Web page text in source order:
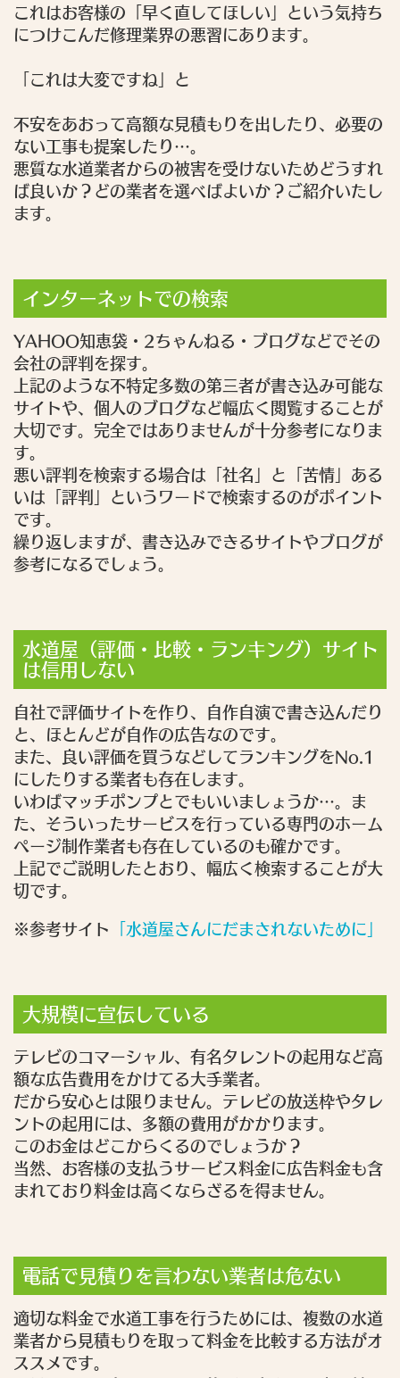
これはお客様の「早く直してほしい」という気持ち
につけこんだ修理業界の悪習にあります。
「これは大変ですね」 と
不安をあおって高額な見積もりを出したり、必要の
ない工事も提案したり…。
悪質な水道業者からの被害を受けないためどうすれ
ば良いか？どの業者を選べばよいか？ご紹介いたし
ます。
インターネットでの検索
YAHOO知恵袋・2ちゃんねる・ブログなどでその
会社の評判を探す。
上記のような不特定多数の第三者が書き込み可能な
サイトや、個人のブログなど幅広く閲覧することが
大切です。完全ではありませんが十分参考になりま
す。
悪い評判を検索する場合は「社名」と「苦情」ある
いは「評判」というワードで検索するのがポイント
です。
繰り返しますが、書き込みできるサイトやブログが
参考になるでしょう。
水道屋（評価・比較・ランキング）サイト
は信用しない
自社で評価サイトを作り、自作自演で書き込んだり
と、ほとんどが自作の広告なのです。
また、良い評価を買うなどしてランキングをNo.1
にしたりする業者も存在します。
いわばマッチポンプとでもいいましょうか…。ま
た、そういったサービスを行っている専門のホーム
ページ制作業者も存在しているのも確かです。
上記でご説明したとおり、幅広く検索することが大
切です。
※参考サイト 「水道屋さんにだまされないために」
大規模に宣伝している
テレビのコマーシャル、有名タレントの起用など高
額な広告費用をかけてる大手業者。
だから安心とは限りません。テレビの放送枠やタレ
ントの起用には、多額の費用がかかります。
このお金はどこからくるのでしょうか？
当然、お客様の支払うサービス料金に広告料金も含
まれており料金は高くならざるを得ません。
電話で見積りを言わない業者は危ない
適切な料金で水道工事を行うためには、複数の水道
業者から見積もりを取って料金を比較する方法がオ
ススメです。